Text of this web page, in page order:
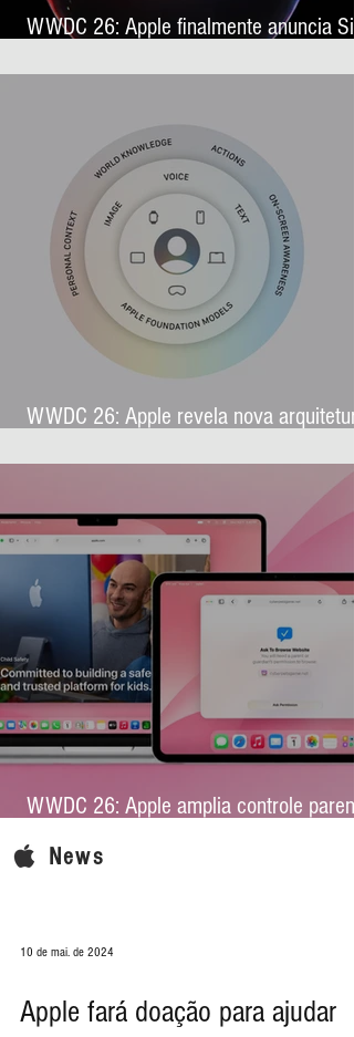
WWDC 26: Apple finalmente anuncia Siri
inteligência artificial
WWDC 26: Apple revela nova arquitetura
aplicativos de terceiros
WWDC 26: Apple amplia controle
News
10 de mai. de 2024
Apple fará doação para ajudar